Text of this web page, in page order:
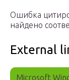
Ошибка
найдено
External
Microsoft